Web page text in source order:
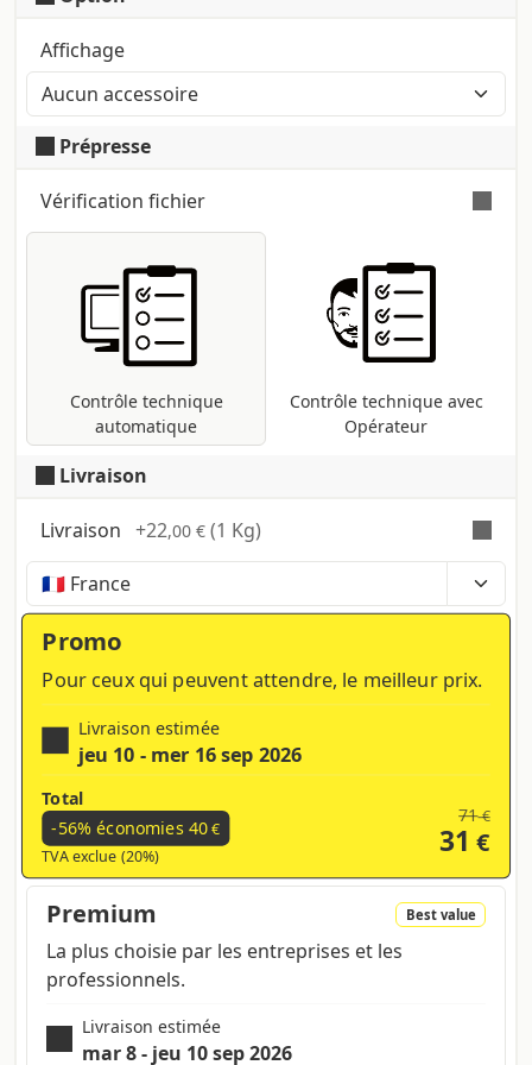
Affichage
Prépresse
Vérification fichier
Contrôle technique
automatique
Contrôle technique avec
Opérateur
pour tous les fichiers pdf : contrôle des
dimensions et des polices ; conversion
dans le profil d'impression CMJN si
présentes d'autres méthodes (RVB,
Pantone, etc ...).
Livraison
Livraison +22,00 € (1 Kg)
Temps, coûts et taxes peuvent varier selon la
région et les produits contenus dans le panier
Promo
Pour ceux qui peuvent attendre, le meilleur prix.
Livraison estimée
jeu 10 - mer 16 sep 2026
Total
-56% économies 40€
TVA exclue (20%)
71€
31 €
Premium Best value
La plus choisie par les entreprises et les
professionnels.
Livraison estimée
mar 8 - jeu 10 sep 2026